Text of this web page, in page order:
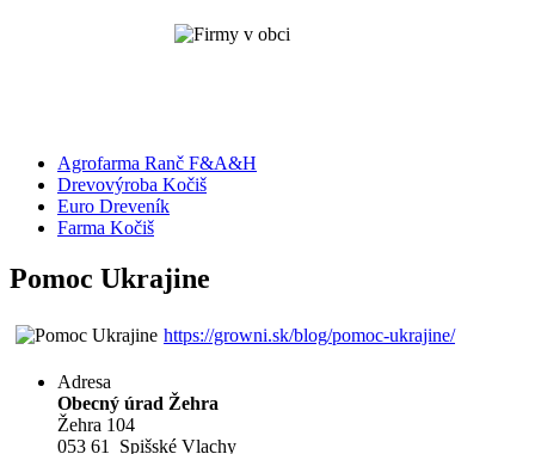
Agrofarma Ranč F&A&H
Drevovýroba Kočiš
Euro Dreveník
Farma Kočiš
Pomoc Ukrajine
https://growni.sk/blog/pomoc-ukrajine/
Adresa
Obecný úrad Žehra
Žehra 104
053 61 Spišské Vlachy